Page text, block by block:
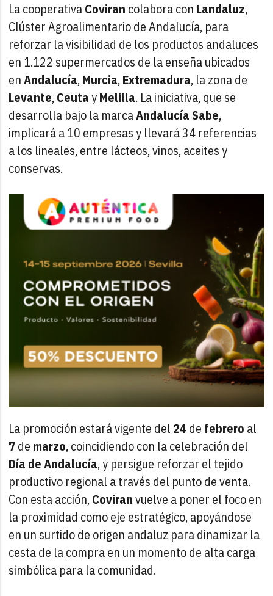
La cooperativaCoviran colabora con Landaluz,
Clúster Agroalimentario de Andalucía, para
reforzar la visibilidad de los productos andaluces
en 1.122 supermercados de la enseña ubicados
enAndalucía,Murcia,Extremadura, la zona de
Levante,CeutayMelilla. La iniciativa, que se
desarrolla bajo la marcaAndalucía Sabe,
implicará a 10 empresas y llevará 34 referencias
a los lineales, entre lácteos, vinos, aceites y
conservas.
La promoción estará vigente del24de febrero al
7 de marzo, coincidiendo con la celebración del
Día de Andalucía, y persigue reforzar el tejido
productivo regional a través del punto de venta.
Con esta acción,Coviranvuelve a poner el foco en
la proximidad como eje estratégico, apoyándose
en un surtido de origen andaluz para dinamizar la
cesta de la compra en un momento de alta carga
simbólica para la comunidad.